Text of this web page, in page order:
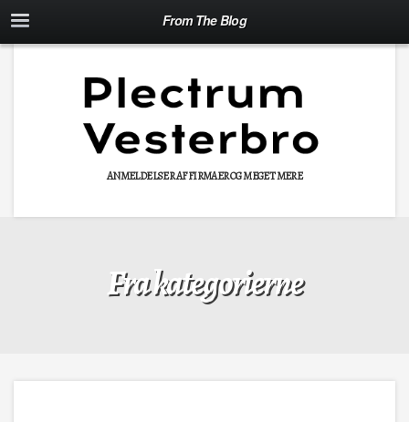
From The Blog
ANMELDELSER AF FIRMAER OG MEGET MERE
Fra kategorierne